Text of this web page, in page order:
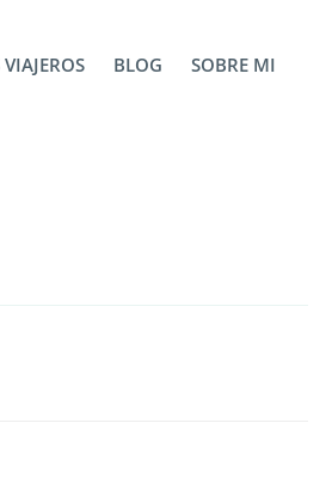
BLOG SOBRE MI